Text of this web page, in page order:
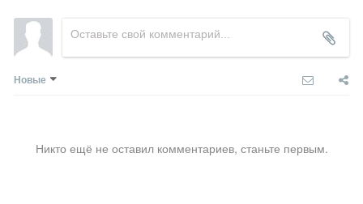
Новые
Никто ещё не оставил комментариев, станьте первым.